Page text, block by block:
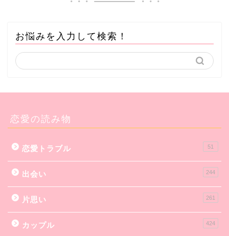
お悩みを入力して検索！
恋愛の読み物
恋愛トラブル 51
出会い 244
片思い 261
カップル 424